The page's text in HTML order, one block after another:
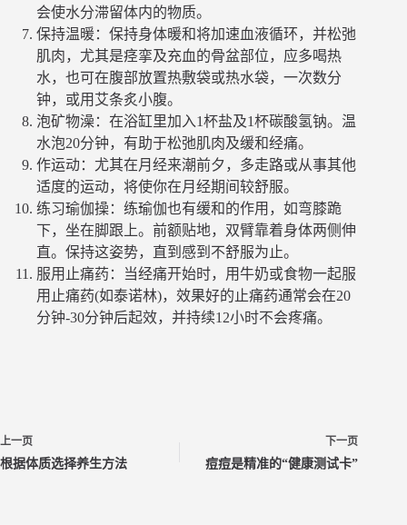
会使水分滞留体内的物质。
保持温暖：保持身体暖和将加速血液循环，并松弛
肌肉，尤其是痉挛及充血的骨盆部位，应多喝热
水，也可在腹部放置热敷袋或热水袋，一次数分
钟，或用艾条炙小腹。
泡矿物澡：在浴缸里加入1杯盐及1杯碳酸氢钠。温
水泡20分钟，有助于松弛肌肉及缓和经痛。
作运动：尤其在月经来潮前夕，多走路或从事其他
适度的运动，将使你在月经期间较舒服。
练习瑜伽操：练瑜伽也有缓和的作用，如弯膝跪
下，坐在脚跟上。前额贴地，双臂靠着身体两侧伸
直。保持这姿势，直到感到不舒服为止。
服用止痛药：当经痛开始时，用牛奶或食物一起服
用止痛药(如泰诺林)，效果好的止痛药通常会在20
分钟-30分钟后起效，并持续12小时不会疼痛。
上一页
根据体质选择养生方法
下一页
痘痘是精准的“健康测试卡”